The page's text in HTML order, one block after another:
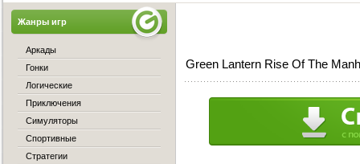
Green Lantern Rise Of The
Жанры игр
Аркады
Гонки
Логические
Приключения
Симуляторы
Спортивные
Стратегии